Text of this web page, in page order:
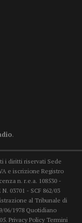
.
i diritti riservati Sede
e iscrizione Registro
n. r.e.a. 108530 -
03701 - SCF 862/03
al Tribunale di
06/1978 Quotidiano
Privacy Policy Termini